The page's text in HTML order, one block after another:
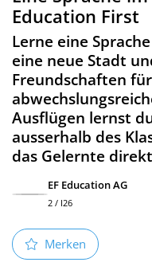
Education First
Lerne eine
eine neue Stadt
Freundschaften
Ausflügen lernst
ausserhalb des
das Gelernte
EF Education AG
2 / I26
Merken